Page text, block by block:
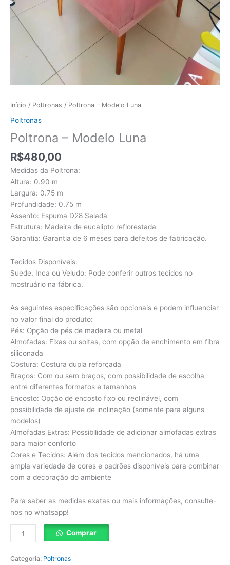
Início / Poltronas / Poltrona – Modelo Luna
Poltronas
Poltrona – Modelo Luna
R$480,00
Medidas da Poltrona:
Altura: 0.90 m
Largura: 0.75 m
Profundidade: 0.75 m
Assento: Espuma D28 Selada
Estrutura: Madeira de eucalipto reflorestada
Garantia: Garantia de 6 meses para defeitos de fabricação.
Tecidos Disponíveis:
Suede, Inca ou Veludo: Pode conferir outros tecidos no
mostruário na fábrica.
As seguintes especificações são opcionais e podem influenciar
no valor final do produto:
Pés: Opção de pés de madeira ou metal
Almofadas: Fixas ou soltas, com opção de enchimento em fibra
siliconada
Costura: Costura dupla reforçada
Braços: Com ou sem braços, com possibilidade de escolha
entre diferentes formatos e tamanhos
Encosto: Opção de encosto fixo ou reclinável, com
possibilidade de ajuste de inclinação (somente para alguns
modelos)
Almofadas Extras: Possibilidade de adicionar almofadas extras
para maior conforto
Cores e Tecidos: Além dos tecidos mencionados, há uma
ampla variedade de cores e padrões disponíveis para combinar
com a decoração do ambiente
Para saber as medidas exatas ou mais informações, consulte-
nos no whatsapp!
Comprar
Categoria: Poltronas